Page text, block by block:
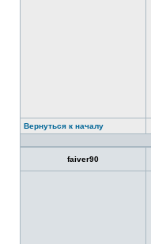
Вернуться к началу
faiver90